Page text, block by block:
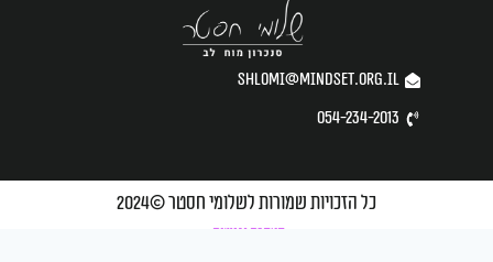
shlomi@mindset.org.il
054-234-2013
כל הזכויות שמורות לשלומי חסטר ©2024
הצהרת נגישות